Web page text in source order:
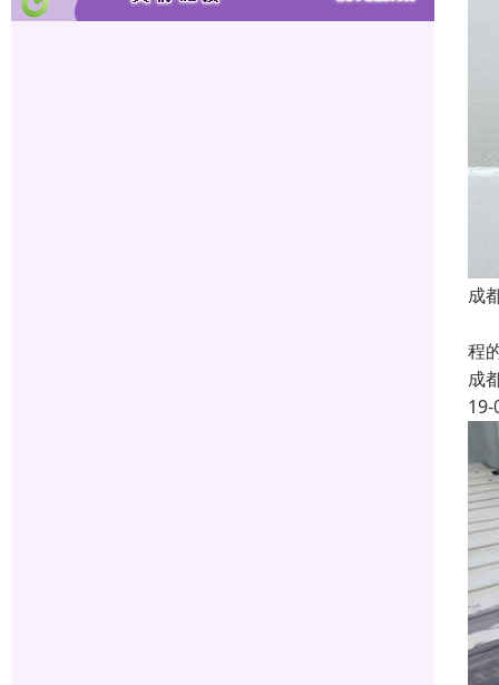
成
程
成
19-